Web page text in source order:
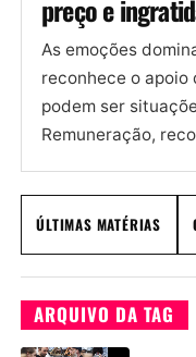
preço e
As emoções
reconhece o apoio
podem ser
Remuneração,
mercado...
ÚLTIMAS MATÉRIAS
ARQUIVO DA TAG